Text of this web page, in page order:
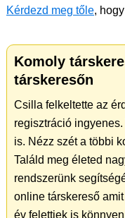
Kérdezd meg tőle,
Komoly
társkeresőn
Csilla felkeltette az
regisztráció
is. Nézz szét a többi
Találd meg életed
rendszerünk
online társkereső
év felettiek is